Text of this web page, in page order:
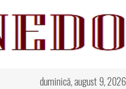
duminică, august 9, 2026